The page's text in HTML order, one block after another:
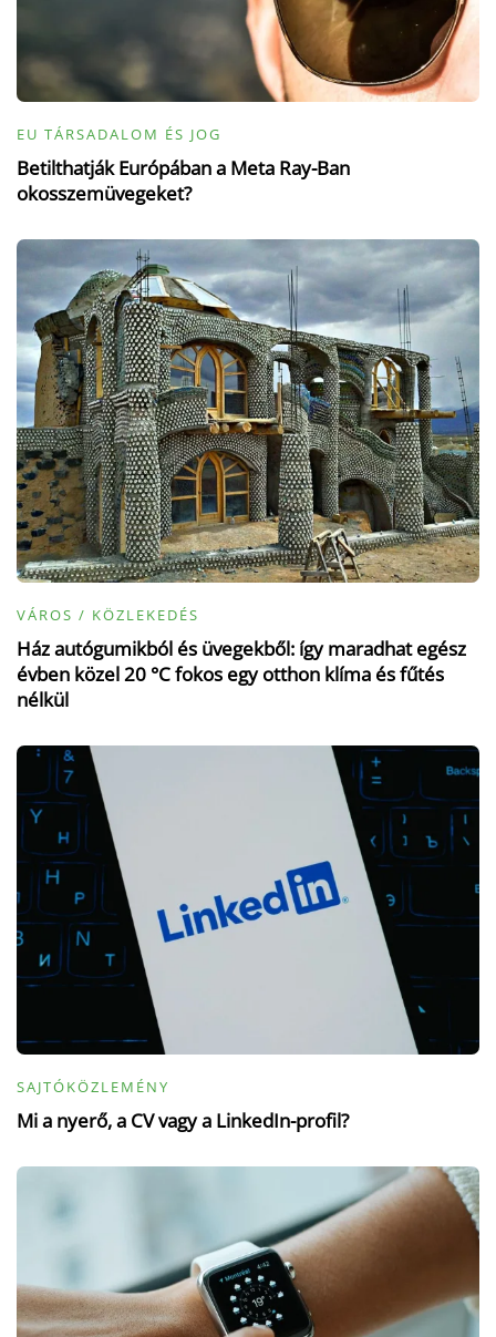
EU TÁRSADALOM ÉS JOG
Betilthatják Európában a Meta Ray-Ban
okosszemüvegeket?
VÁROS / KÖZLEKEDÉS
Ház autógumikból és üvegekből: így maradhat egész
évben közel 20 °C fokos egy otthon klíma és fűtés
nélkül
SAJTÓKÖZLEMÉNY
Mi a nyerő, a CV vagy a LinkedIn-profil?